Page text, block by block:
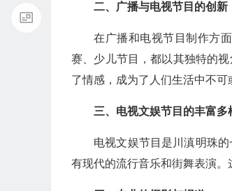
二、广播与电视节目的创新
在广播和电视节目制作方
赛、少儿节目，都以其独特的
了情感，成为了人们生活中不可
三、电视文娱节目的丰富多
电视文娱节目是川滇明珠
有现代的流行音乐和街舞表演。